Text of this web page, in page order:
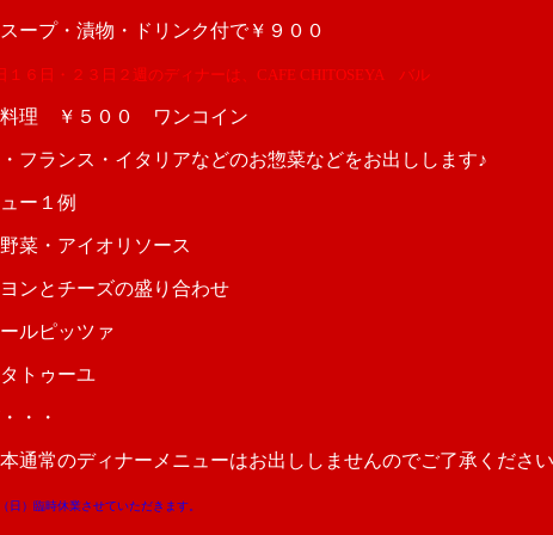
スープ・漬物・ドリンク付で￥９００
１６日・２３日２週のディナーは、CAFE CHITOSEYA バル
理 ￥５００ ワンコイン
フランス・イタリアなどのお惣菜などをお出しします♪
ー１例
野菜・アイオリソース
ヨンとチーズの盛り合わせ
ールピッツァ
タトゥーユ
・・
本通常のディナーメニューはお出ししませんのでご了承ください
日）臨時休業させていただきます。